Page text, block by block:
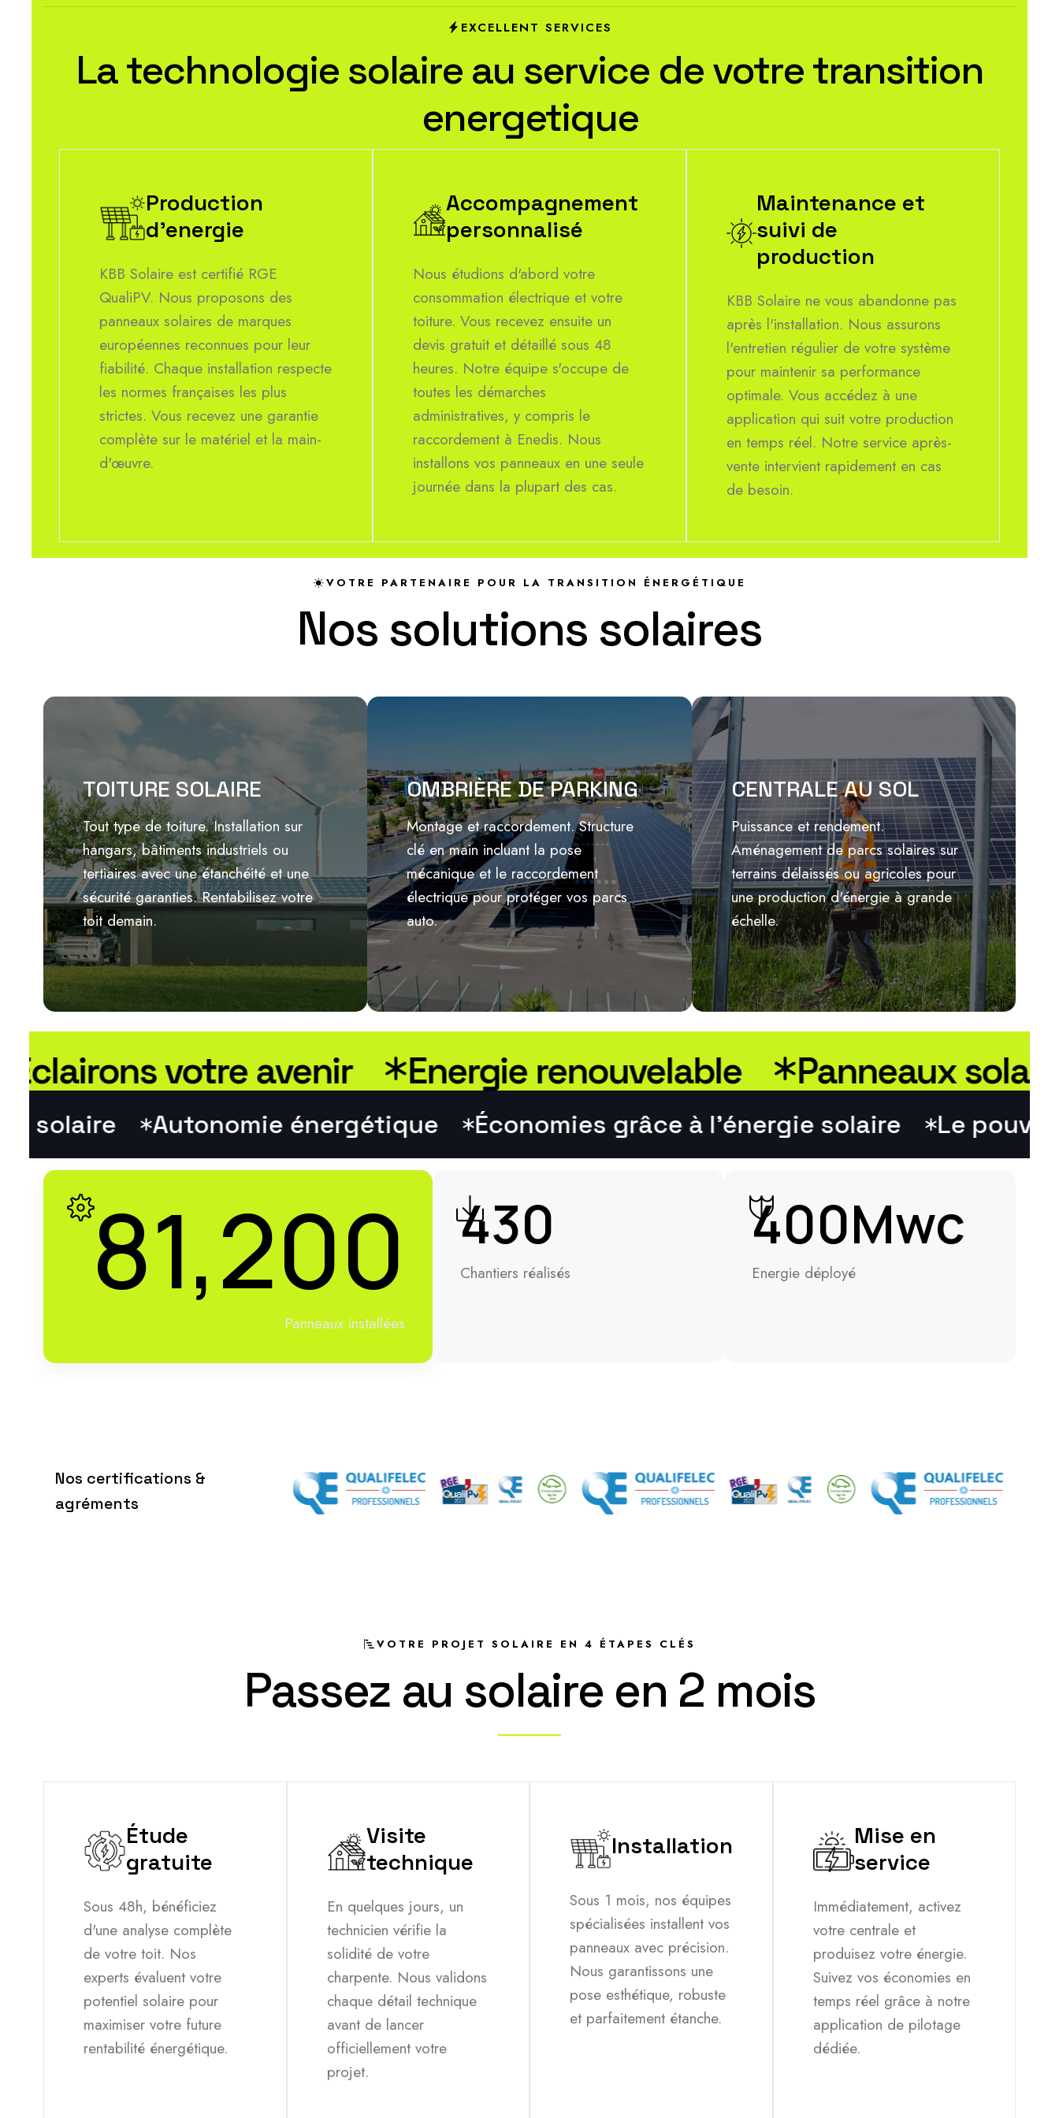
EXCELLENT SERVICES
Latechnologie solaire au service devotretransition
energetique
Production
d'energie
KBB Solaire est certifié RGE
QualiPV. Nous proposons des
panneaux solaires de marques
européennes reconnues pour leur
fiabilité. Chaque installation respecte
les normes françaises les plus
strictes. Vous recevez une garantie
complète sur le matériel et la main-
d'œuvre.
Accompagnement
personnalisé
Nous étudions d'abord votre
consommation électrique et votre
toiture. Vous recevez ensuite un
devis gratuit et détaillé sous 48
heures. Notre équipe s'occupe de
toutes les démarches
administratives, y compris le
raccordement à Enedis. Nous
installons vos panneaux en une seule
journée dans la plupart des cas.
Maintenance et
suivi de
production
KBB Solaire ne vous abandonne pas
après l'installation. Nous assurons
l'entretien régulier de votre système
pour maintenir sa performance
optimale. Vous accédez à une
application qui suit votre production
en temps réel. Notre service après-
vente intervient rapidement en cas
de besoin.
VOTRE PARTENAIRE POUR LA TRANSITION ÉNERGÉTIQUE
Nos solutions solaires
TOITURE SOLAIRE
Tout type de toiture. Installation sur
hangars, bâtiments industriels ou
tertiaires avec une étanchéité et une
sécurité garanties. Rentabilisez votre
toit demain.
Lire plus
OMBRIÈRE DE PARKING
Montage et raccordement. Structure
clé en main incluant la pose
mécanique et le raccordement
électrique pour protéger vos parcs
auto.
Lire plus
CENTRALE AU SOL
Puissance et rendement.
Aménagement de parcs solaires sur
terrains délaissés ou agricoles pour
une production d'énergie à grande
échelle.
Lire plus
votre avenir Energie renouvelable Panneaux solaire
Énergie solaire Autonomie énergétique Économies grâce à l'énergie solaire Le
81,200
Panneaux installées
430
Chantiers réalisés
400Mwc
Energie déployé
Nos certifications &
agréments
VOTRE PROJET SOLAIRE EN 4 ÉTAPES CLÉS
Passez au solaire en 2 mois
Étude
gratuite
Sous 48h, bénéficiez
d'une analyse complète
de votre toit. Nos
experts évaluent votre
potentiel solaire pour
maximiser votre future
rentabilité énergétique.
Visite
technique
En quelques jours, un
technicien vérifie la
solidité de votre
charpente. Nous validons
chaque détail technique
avant de lancer
officiellement votre
projet.
Installation
Sous 1 mois, nos équipes
spécialisées installent vos
panneaux avec précision.
Nous garantissons une
pose esthétique, robuste
et parfaitement étanche.
Mise en
service
Immédiatement, activez
votre centrale et
produisez votre énergie.
Suivez vos économies en
temps réel grâce à notre
application de pilotage
dédiée.